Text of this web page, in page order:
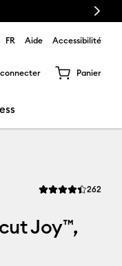
🔥NOUVEAU
Next
FR Aide Accessibilité
Panier
La note moyenne
262
Joy™,